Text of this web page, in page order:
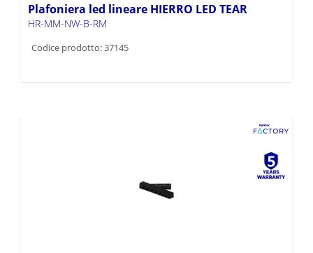
Plafoniera led lineare HIERRO LED TEAR
HR-MM-NW-B-RM
Codice prodotto: 37145